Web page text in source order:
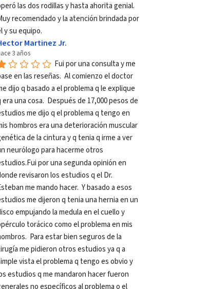
las dos rodillas y hasta ahorita genial.
recomendado y la atención brindada por
y su equipo.
Martinez Jr.
3 años
Fui por una consulta y me
en las reseñas.  Al comienzo el doctor
dijo q basado a el problema q le explique
era una cosa.  Después de 17,000 pesos de
me dijo q el problema q tengo en
hombros era una deterioración muscular
de la cintura y q tenia q irme a ver
neurólogo para hacerme otros
por una segunda opinión en
revisaron los estudios q el Dr.
me mando hacer.  Y basado a esos
me dijeron q tenia una hernia en un
empujando la medula en el cuello y
torácico como el problema en mis
Para estar bien seguros de la
me pidieron otros estudios ya q a
vista el problema q tengo es obvio y
estudios q me mandaron hacer fueron
no específicos al problema o el